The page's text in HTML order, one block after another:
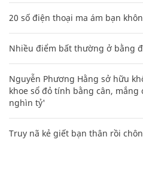
20 số điện thoại ma ám bạn
Nhiều điểm bất thường ở bằng
Nguyễn Phương Hằng sở hữu
khoe sổ đỏ tính bằng cân,
nghìn tỷ'
Truy nã kẻ giết bạn thân rồi